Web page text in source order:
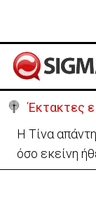
Έκτακτες
Στο
εξαιρετικά